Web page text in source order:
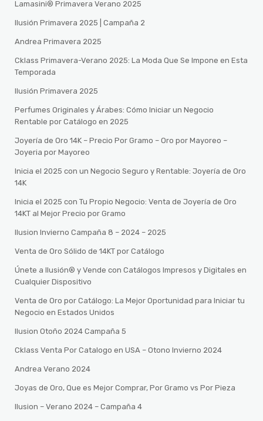
Lamasini® Primavera Verano 2025
Ilusión Primavera 2025 | Campaña 2
Andrea Primavera 2025
Cklass Primavera-Verano 2025: La Moda Que Se Impone en Esta
Temporada
Ilusión Primavera 2025
Perfumes Originales y Árabes: Cómo Iniciar un Negocio
Rentable por Catálogo en 2025
Joyería de Oro 14K – Precio Por Gramo – Oro por Mayoreo –
Joyeria por Mayoreo
Inicia el 2025 con un Negocio Seguro y Rentable: Joyería de Oro
14K
Inicia el 2025 con Tu Propio Negocio: Venta de Joyería de Oro
14KT al Mejor Precio por Gramo
Ilusion Invierno Campaña 8 – 2024 – 2025
Venta de Oro Sólido de 14KT por Catálogo
Únete a Ilusión® y Vende con Catálogos Impresos y Digitales en
Cualquier Dispositivo
Venta de Oro por Catálogo: La Mejor Oportunidad para Iniciar tu
Negocio en Estados Unidos
Ilusion Otoño 2024 Campaña 5
Cklass Venta Por Catalogo en USA – Otono Invierno 2024
Andrea Verano 2024
Joyas de Oro, Que es Mejor Comprar, Por Gramo vs Por Pieza
Ilusion – Verano 2024 – Campaña 4